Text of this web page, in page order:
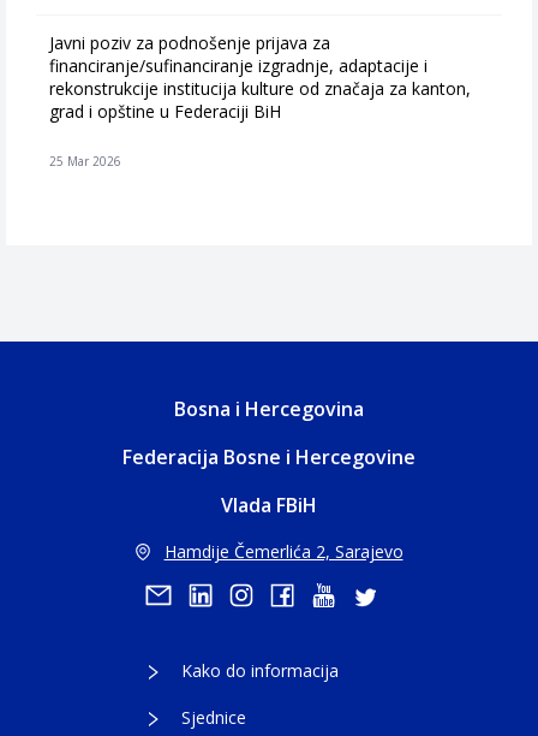
Javni poziv za podnošenje prijava za
financiranje/sufinanciranje izgradnje, adaptacije i
rekonstrukcije institucija kulture od značaja za kanton,
grad i opštine u Federaciji BiH
25 Mar 2026
Bosna i Hercegovina
Federacija Bosne i Hercegovine
Vlada FBiH
Hamdije Čemerlića 2, Sarajevo
Kako do informacija
Sjednice